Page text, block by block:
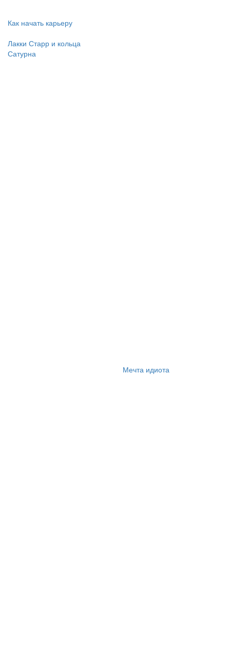
Как начать карьеру
Лакки Старр и кольца
Сатурна
Мечта идиота